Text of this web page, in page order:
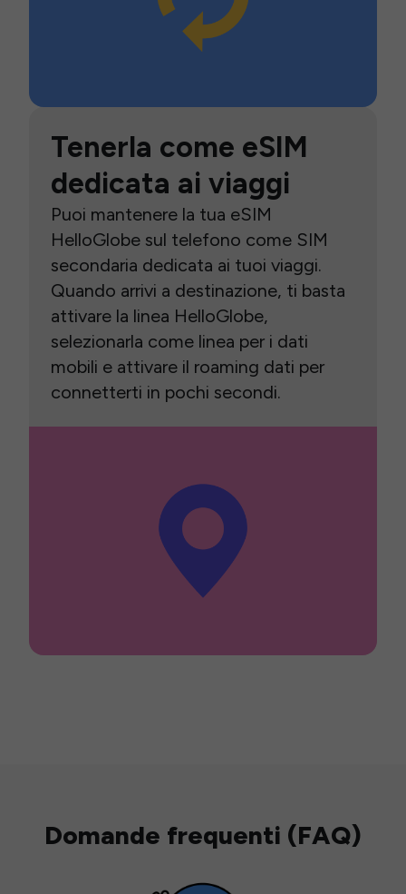
Tenerla come eSIM
dedicata ai viaggi
Puoi mantenere la tua eSIM
HelloGlobe sul telefono come SIM
secondaria dedicata ai tuoi viaggi.
Quando arrivi a destinazione, ti basta
attivare la linea HelloGlobe,
selezionarla come linea per i dati
mobili e attivare il roaming dati per
connetterti in pochi secondi.
Domande frequenti (FAQ)